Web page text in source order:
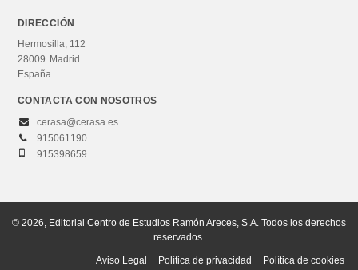
DIRECCIÓN
Hermosilla, 112
28009 Madrid
España
CONTACTA CON NOSOTROS
cerasa@cerasa.es
915061190
915398659
© 2026, Editorial Centro de Estudios Ramón Areces, S.A. Todos los derechos
reservados.
Aviso Legal Política de privacidad Política de cookies